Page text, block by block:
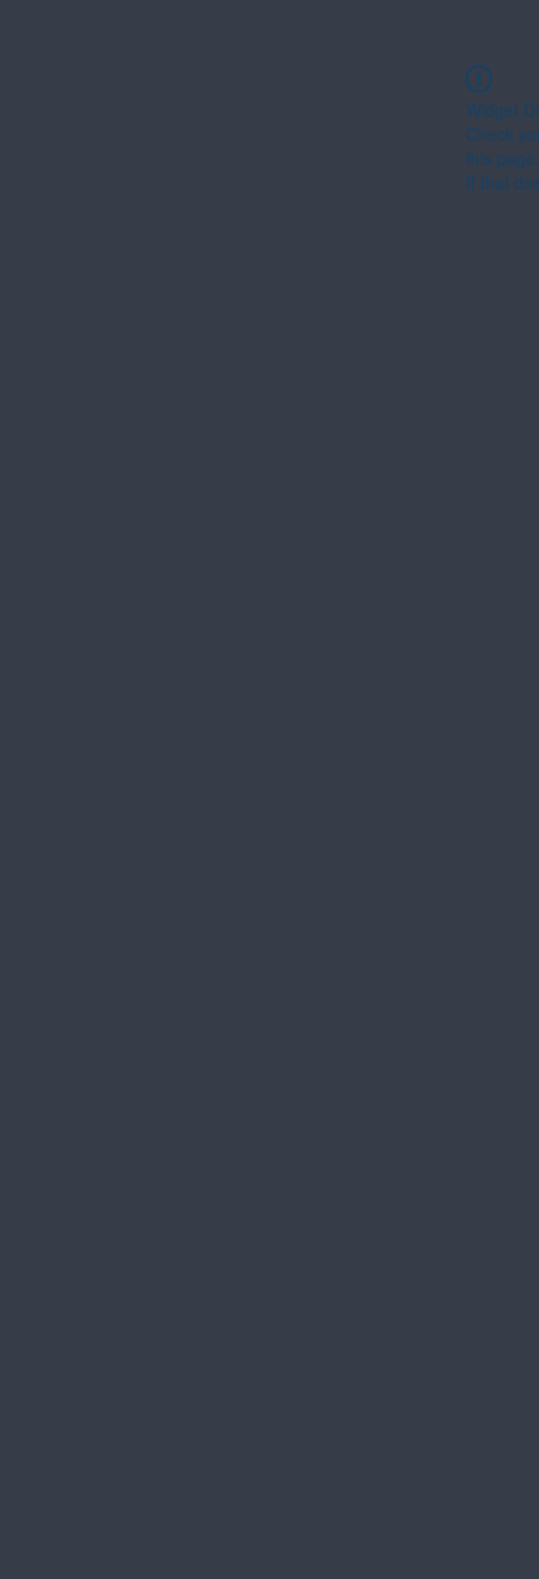
Widget
Check
this page.
If that